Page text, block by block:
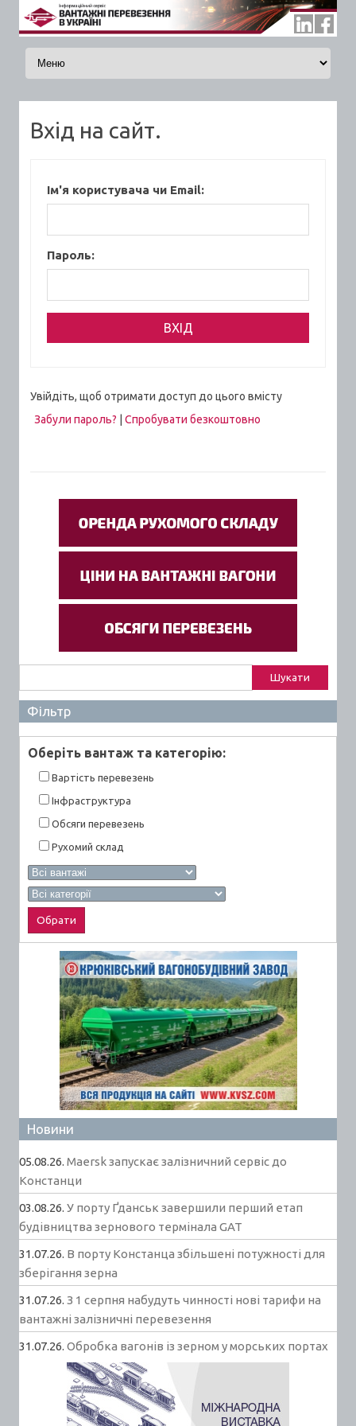
Skip to content
Вхід на сайт.
Ім'я користувача чи Email:
Пароль:
Увійдіть, щоб отримати доступ до цього вмісту
Забули пароль?
Спробувати безкоштовно
Фільтр
Оберiть вантаж та категорiю:
Вартiсть перевезень
Інфраструктура
Обсяги перевезень
Рухомий склад
Новини
05.08.26. Maersk запускає залізничний сервіс до
Констанци
03.08.26. У порту Ґданськ завершили перший етап
будівництва зернового термінала GAT
31.07.26. В порту Констанца збільшені потужності для
зберігання зерна
31.07.26. З 1 серпня набудуть чинності нові тарифи на
вантажні залізничні перевезення
31.07.26. Обробка вагонів із зерном у морських портах